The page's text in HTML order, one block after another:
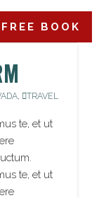
FREE BOOK
, TRAVEL
te, et ut
te, et ut